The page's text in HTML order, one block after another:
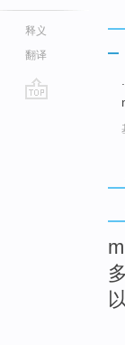
释义
翻译